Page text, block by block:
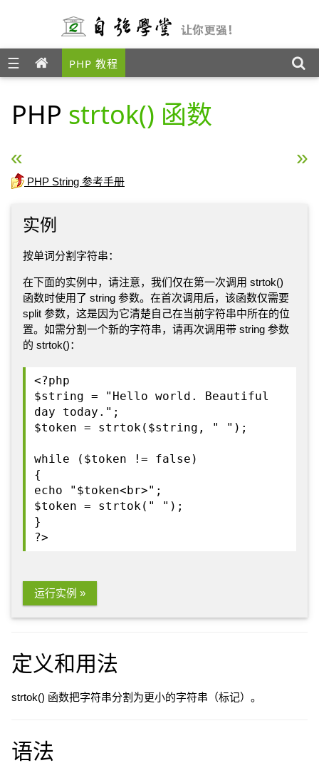
☰ PHP 教程
PHP strtok() 函数
« PHP strstr() 函数 PHP strtolower() 函数 »
PHP String 参考手册
实例
按单词分割字符串：
在下面的实例中，请注意，我们仅在第一次调用 strtok()
函数时使用了 string 参数。在首次调用后，该函数仅需要
split 参数，这是因为它清楚自己在当前字符串中所在的位
置。如需分割一个新的字符串，请再次调用带 string 参数
的 strtok()：
<?php
$string = "Hello world. Beautiful
day today.";
$token = strtok($string, " ");
while ($token != false)
{
echo "$token<br>";
$token = strtok(" ");
}
?>
运行实例 »
定义和用法
strtok() 函数把字符串分割为更小的字符串（标记）。
语法